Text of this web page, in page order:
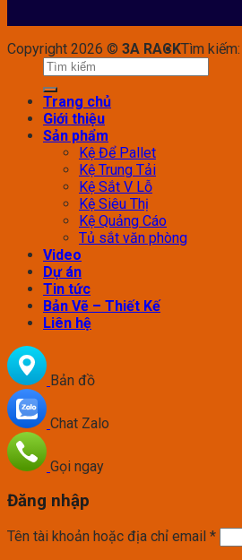
Copyright 2026 © 3A RACKTìm kiếm:
Trang chủ
Giới thiệu
Sản phẩm
Kệ Để Pallet
Kệ Trung Tải
Kệ Sắt V Lỗ
Kệ Siêu Thị
Kệ Quảng Cáo
Tủ sắt văn phòng
Video
Dự án
Tin tức
Bản Vẽ – Thiết Kế
Liên hệ
Bản đồ
Chat Zalo
Gọi ngay
Đăng nhập
Tên tài khoản hoặc địa chỉ email *